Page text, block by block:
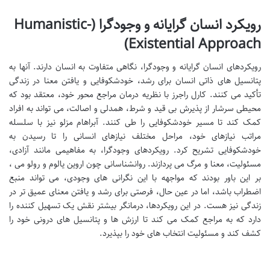
رویکرد انسان گرایانه و وجودگرا (Humanistic-
Existential Approach)
رویکردهای انسان گرایانه و وجودگرا، نگاهی متفاوت به انسان دارند. آنها به
پتانسیل های ذاتی انسان برای رشد، خودشکوفایی و یافتن معنا در زندگی
تأکید می کنند. کارل راجرز با نظریه درمان مراجع محور خود، معتقد بود که
محیطی سرشار از پذیرش بی قید و شرط، همدلی و اصالت، می تواند به افراد
کمک کند تا مسیر خودشکوفایی را طی کنند. آبراهام مزلو نیز با سلسله
مراتب نیازهای خود، مراحل مختلف نیازهای انسانی را تا رسیدن به
خودشکوفایی تشریح کرد. رویکردهای وجودگرا، به مفاهیمی مانند آزادی،
مسئولیت، معنا و مرگ می پردازند. روانشناسانی چون اروین یالوم و رولو می ،
بر این باور بودند که مواجهه با این نگرانی های وجودی، می تواند منبع
اضطراب باشد، اما در عین حال، فرصتی برای رشد و یافتن معنای عمیق تر در
زندگی نیز هست. در این رویکردها، درمانگر بیشتر نقش یک تسهیل کننده را
دارد که به مراجع کمک می کند تا ارزش ها و پتانسیل های درونی خود را
کشف کند و مسئولیت انتخاب های خود را بپذیرد.